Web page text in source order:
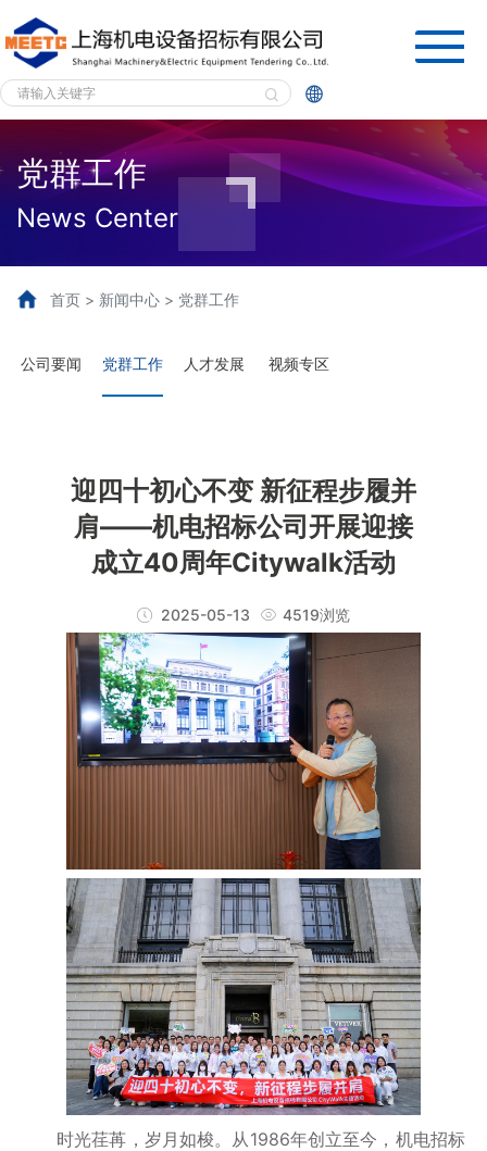
 
党群工作
News Center
首页 > 新闻中心 > 党群工作
公司要闻 党群工作 人才发展 视频专区
迎四十初心不变 新征程步履并
肩——机电招标公司开展迎接
成立40周年Citywalk活动
2025-05-13 4519浏览
时光荏苒，岁月如梭。从1986年创立至今，机电招标